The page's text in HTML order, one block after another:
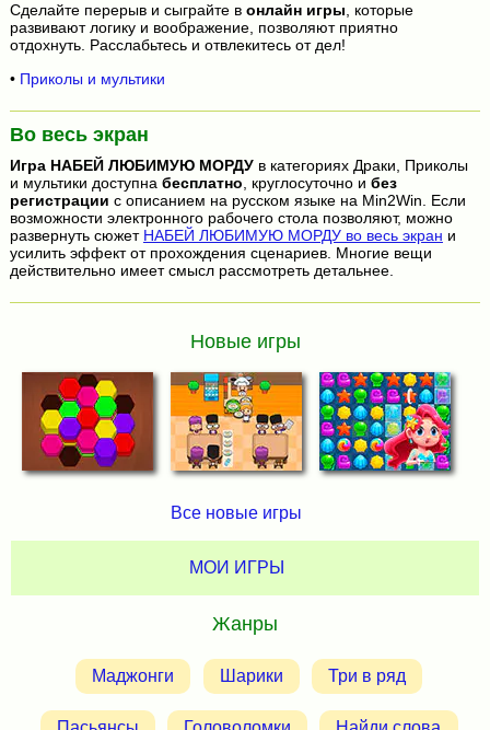
Сделайте перерыв и сыграйте в онлайн игры , которые
развивают логику и воображение, позволяют приятно
отдохнуть. Расслабьтесь и отвлекитесь от дел!
• Приколы и мультики
Во весь экран
Игра НАБЕЙ ЛЮБИМУЮ МОРДУв категориях Драки, Приколы
и мультики доступна бесплатно , круглосуточно и без
регистрации с описанием на русском языке на Min2Win. Если
возможности электронного рабочего стола позволяют, можно
развернуть сюжет НАБЕЙ ЛЮБИМУЮ МОРДУ во весь экран и
усилить эффект от прохождения сценариев. Многие вещи
действительно имеет смысл рассмотреть детальнее.
Новые игры
Все новые игры
МОИ ИГРЫ
Жанры
Маджонги Шарики Три в ряд